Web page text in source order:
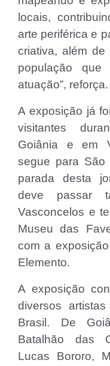
locais,
arte periférica e
criativa, além
população
atuação”, reforça.
A exposição já
visitantes
Goiânia e em
segue para São
parada desta
deve passar
Vasconcelos e
Museu das
com a
Elemento.
A exposição
diversos
Brasil. De
Batalhão das
Lucas Bororo,